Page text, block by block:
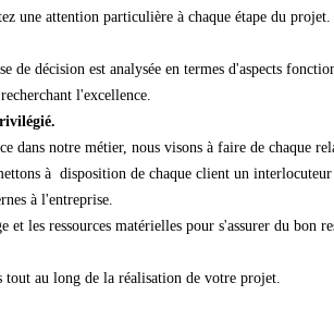
une attention particulière à chaque étape du
de décision est analysée en termes d'aspects
l'excellence.
dans notre métier, nous visons à faire de chaque
à disposition de chaque client un
à l'entreprise.
et les ressources matérielles pour s'assurer du bon
tout au long de la réalisation de votre projet.